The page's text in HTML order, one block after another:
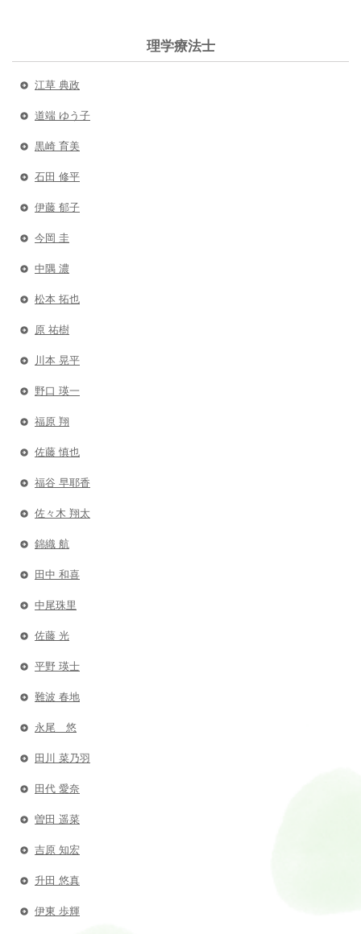
理学療法士
江草 典政
道端 ゆう子
黒崎 育美
石田 修平
伊藤 郁子
今岡 圭
中隅 濃
松本 拓也
原 祐樹
川本 晃平
野口 瑛一
福原 翔
佐藤 慎也
福谷 早耶香
佐々木 翔太
錦織 航
田中 和喜
中尾珠里
佐藤 光
平野 瑛士
難波 春地
永尾 悠
田川 菜乃羽
田代 愛奈
曽田 遥菜
吉原 知宏
升田 悠真
伊東 歩輝